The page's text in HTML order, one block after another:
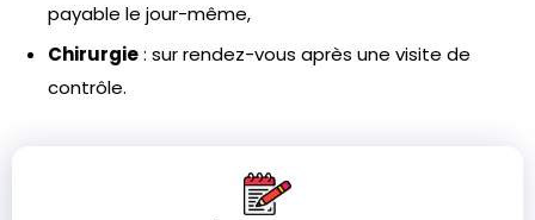
payable le jour-même,
Chirurgie: sur rendez-vous après une visite de
contrôle.